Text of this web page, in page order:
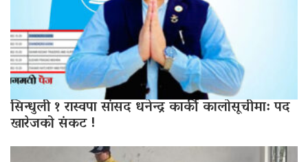
सिन्धुली १ रास्वपा सांसद धनेन्द्र कार्की कालोसूचीमा: पद
खारेजको संकट !